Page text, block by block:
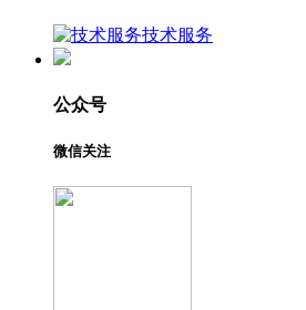
技术服务
公众号
微信关注